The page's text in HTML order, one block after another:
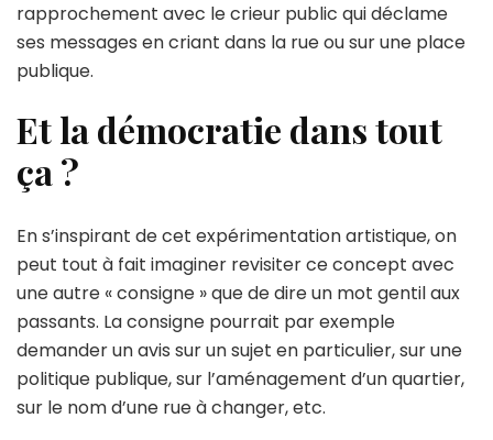
rapprochement avec le crieur public qui déclame
ses messages en criant dans la rue ou sur une place
publique.
Et la démocratie dans tout
ça ?
En s’inspirant de cet expérimentation artistique, on
peut tout à fait imaginer revisiter ce concept avec
une autre « consigne » que de dire un mot gentil aux
passants. La consigne pourrait par exemple
demander un avis sur un sujet en particulier, sur une
politique publique, sur l’aménagement d’un quartier,
sur le nom d’une rue à changer, etc.